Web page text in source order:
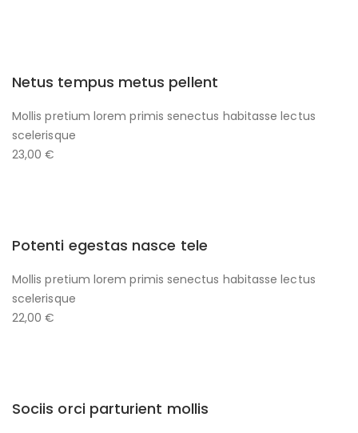
Netus tempus metus pellent
Mollis pretium lorem primis senectus habitasse lectus
scelerisque
23,00 €
Potenti egestas nasce tele
Mollis pretium lorem primis senectus habitasse lectus
scelerisque
22,00 €
Sociis orci parturient mollis